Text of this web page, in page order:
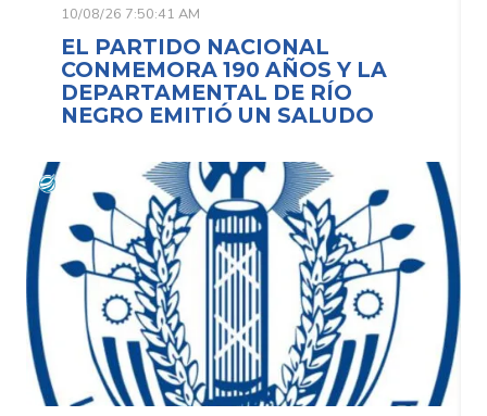
10/08/26 7:50:41 AM
EL PARTIDO NACIONAL
CONMEMORA 190 AÑOS Y LA
DEPARTAMENTAL DE RÍO
NEGRO EMITIÓ UN SALUDO